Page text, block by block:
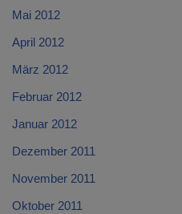
Mai 2012
April 2012
März 2012
Februar 2012
Januar 2012
Dezember 2011
November 2011
Oktober 2011